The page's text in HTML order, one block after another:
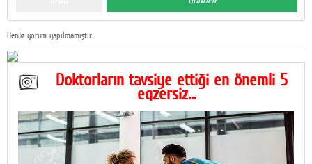
Henüz yorum yapılmamıştır.
Doktorların tavsiye ettiği en önemli 5
egzersiz...